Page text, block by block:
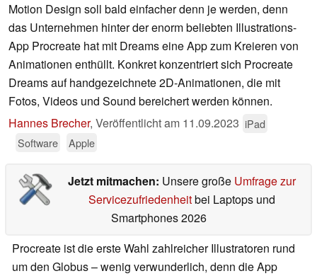
Motion Design soll bald einfacher denn je werden, denn
das Unternehmen hinter der enorm beliebten Illustrations-
App Procreate hat mit Dreams eine App zum Kreieren von
Animationen enthüllt. Konkret konzentriert sich Procreate
Dreams auf handgezeichnete 2D-Animationen, die mit
Fotos, Videos und Sound bereichert werden können.
Hannes Brecher, Veröffentlicht am 11.09.2023 iPad
Software
Apple
Jetzt mitmachen: Unsere große Umfrage zur
Servicezufriedenheitbei Laptops und
Smartphones 2026
Procreate ist die erste Wahl zahlreicher Illustratoren rund
um den Globus – wenig verwunderlich, denn die App